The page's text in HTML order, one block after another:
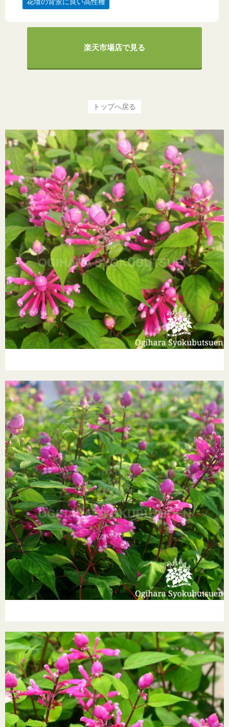
楽天市場店で見る
トップへ戻る